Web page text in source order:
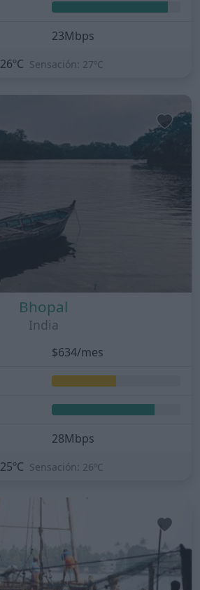
23Mbps
26ºC Sensación: 27ºC
Bhopal
India
$634/mes
28Mbps
25ºC Sensación: 26ºC